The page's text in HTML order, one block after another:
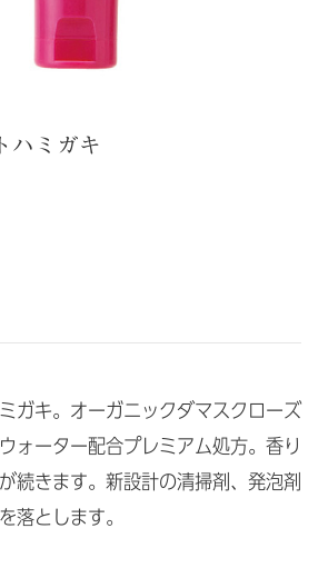
ハミガキ
ガキ。オーガニックダマスクローズ
ォーター配合プレミアム処方。香り
続きます。新設計の清掃剤、発泡剤
落とします。